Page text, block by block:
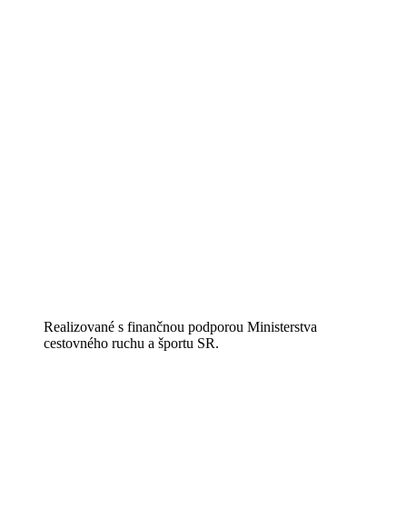
Realizované s finančnou podporou Ministerstva
cestovného ruchu a športu SR.